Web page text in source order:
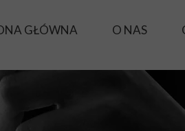
GŁÓWNA O NAS